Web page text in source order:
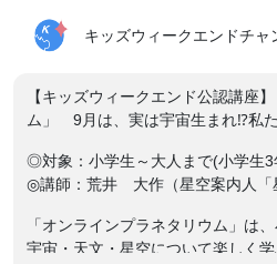
キッズウィークエンドチャ
【キッズウィークエンド公認講座
ム」 9月は、実は宇宙生まれ⁉私た
◎対象：小学生～大人まで(小学生
◎講師：荒井 大作（星空案内人「
「オンラインプラネタリウム」は
宇宙・天文・星空について楽しく学